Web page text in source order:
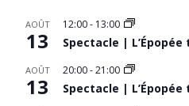
AOÛT
13
12:00- 13:00
Spectacle | L’Épopée
AOÛT
13
20:00-21:00
Spectacle | L’Épopée